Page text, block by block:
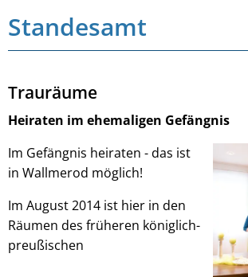
Standesamt
Trauräume
Heiraten im ehemaligen Gefängnis
Im Gefängnis heiraten - das ist
in Wallmerod möglich!
Im August 2014 ist hier in den
Räumen des früheren königlich-
preußischen